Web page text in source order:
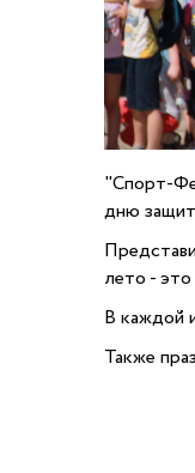
"Спорт-
дню
лето -
В каждой
Также